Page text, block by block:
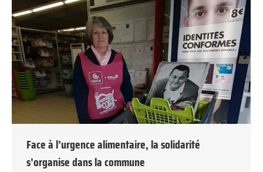
Face à l’urgence alimentaire, la solidarité
s’organise dans la commune